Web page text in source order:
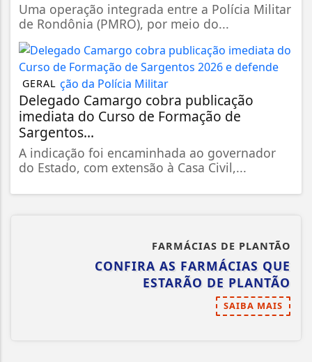
Uma operação integrada entre a Polícia Militar
de Rondônia (PMRO), por meio do...
GERAL
Delegado Camargo cobra publicação
imediata do Curso de Formação de
Sargentos...
A indicação foi encaminhada ao governador
do Estado, com extensão à Casa Civil,...
FARMÁCIAS DE PLANTÃO
CONFIRA AS FARMÁCIAS QUE
ESTARÃO DE PLANTÃO
SAIBA MAIS